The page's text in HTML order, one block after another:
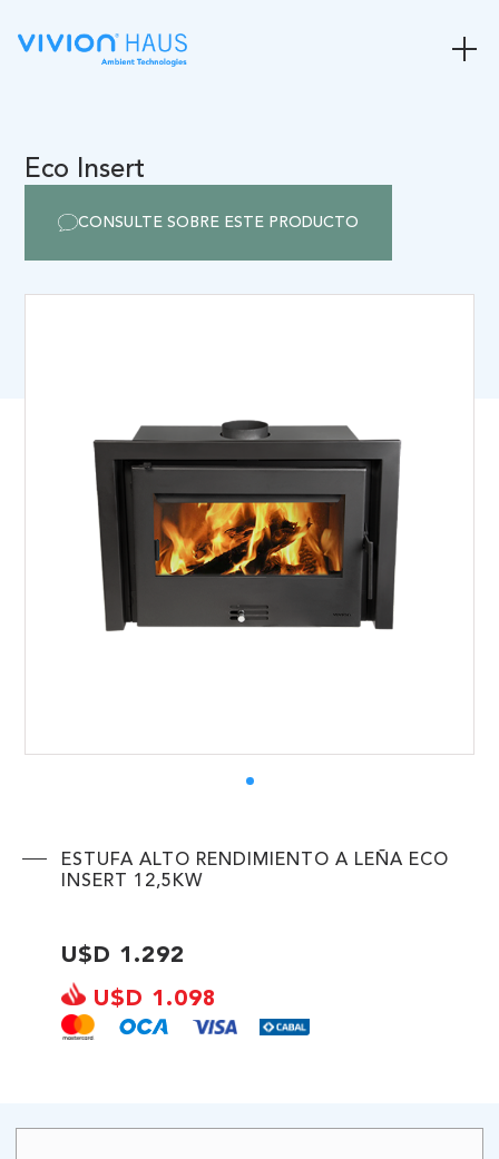
Eco Insert
CONSULTE SOBRE ESTE PRODUCTO
ESTUFA ALTO RENDIMIENTO A LEÑA ECO
INSERT 12,5KW
U$D 1.292
U$D 1.098